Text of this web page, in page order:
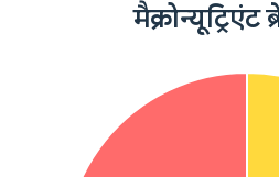
मैक्रोन्यूट्रिएंट